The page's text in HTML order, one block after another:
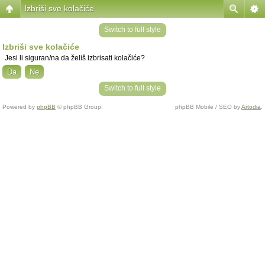
Izbriši sve kolačiće
Switch to full style
Izbriši sve kolačiće
Jesi li siguran/na da želiš izbrisati kolačiće?
Switch to full style
Powered by phpBB © phpBB Group. phpBB Mobile / SEO byArtodia